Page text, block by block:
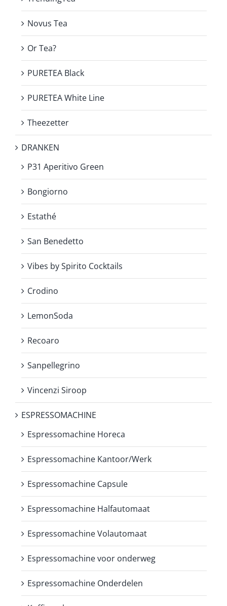
Novus Tea
Or Tea?
PURETEA Black
PURETEA White Line
Theezetter
DRANKEN
P31 Aperitivo Green
Bongiorno
Estathé
San Benedetto
Vibes by Spirito Cocktails
Crodino
LemonSoda
Recoaro
Sanpellegrino
Vincenzi Siroop
ESPRESSOMACHINE
Espressomachine Horeca
Espressomachine Kantoor/Werk
Espressomachine Capsule
Espressomachine Halfautomaat
Espressomachine Volautomaat
Espressomachine voor onderweg
Espressomachine Onderdelen